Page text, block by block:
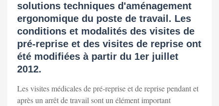
solutions techniques d'aménagement
ergonomique du poste de travail. Les
conditions et modalités des visites de
pré-reprise et des visites de reprise ont
été modifiées à partir du 1er juillet
2012.
Les visites médicales de pré-reprise et de reprise pendant et
après un arrêt de travail sont un élément important